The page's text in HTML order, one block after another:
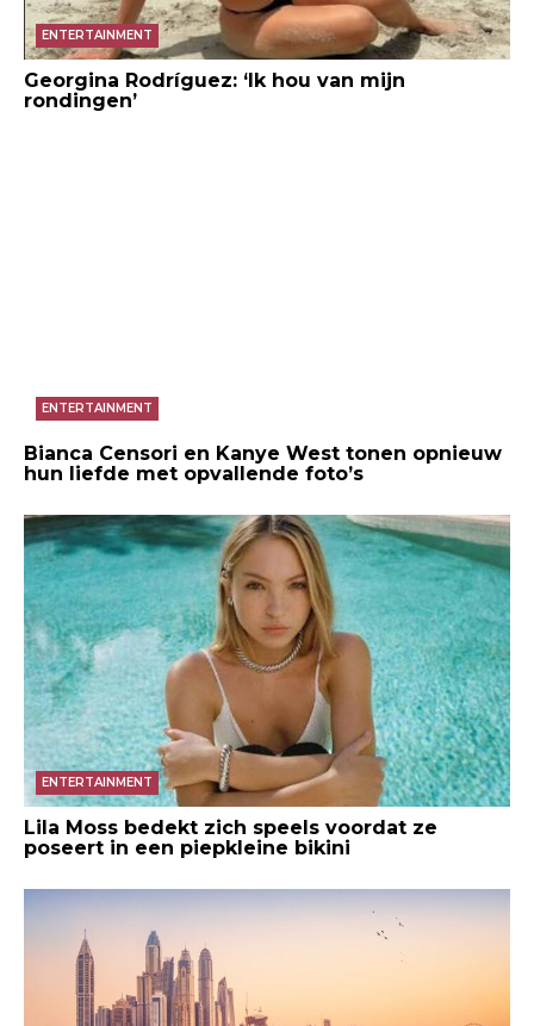
ENTERTAINMENT
Georgina Rodríguez: ‘Ik hou van mijn
rondingen’
ENTERTAINMENT
Bianca Censori en Kanye West tonen opnieuw
hun liefde met opvallende foto’s
ENTERTAINMENT
Lila Moss bedekt zich speels voordat ze
poseert in een piepkleine bikini